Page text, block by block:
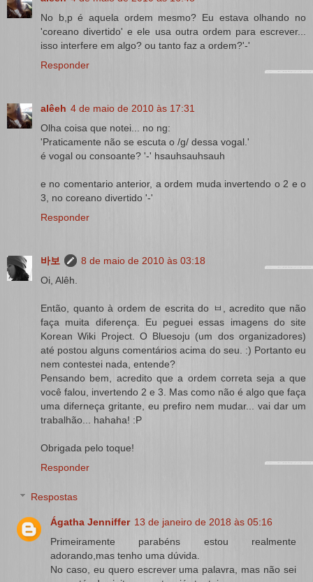
No b,p é aquela ordem mesmo? Eu estava olhando no
'coreano divertido' e ele usa outra ordem para escrever...
isso interfere em algo? ou tanto faz a ordem?'-'
Responder
alêeh 4 de maio de 2010 às 17:31
Olha coisa que notei... no ng:
'Praticamente não se escuta o /g/ dessa vogal.'
é vogal ou consoante? '-' hsauhsauhsauh
e no comentario anterior, a ordem muda invertendo o 2 e o
3, no coreano divertido '-'
Responder
바보
8 de maio de 2010 às 03:18
Oi, Alêh.
Então, quanto à ordem de escrita do ㅂ, acredito que não
faça muita diferença. Eu peguei essas imagens do site
Korean Wiki Project. O Bluesoju (um dos organizadores)
até postou alguns comentários acima do seu. :) Portanto eu
nem contestei nada, entende?
Pensando bem, acredito que a ordem correta seja a que
você falou, invertendo 2 e 3. Mas como não é algo que faça
uma diferneça gritante, eu prefiro nem mudar... vai dar um
trabalhão... hahaha! :P
Obrigada pelo toque!
Responder
Respostas
Ágatha Jenniffer 13 de janeiro de 2018 às 05:16
Primeiramente parabéns estou realmente
adorando,mas tenho uma dúvida.
No caso, eu quero escrever uma palavra, mas não sei